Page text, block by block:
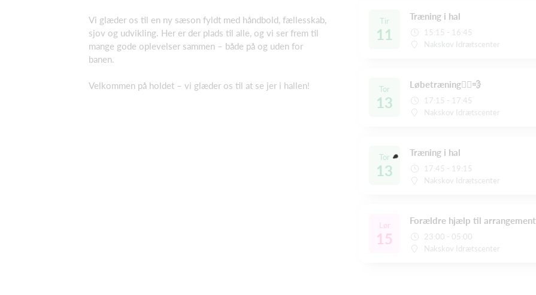
Vi glæder os til en ny sæson fyldt med håndbold, fællesskab,
sjov og udvikling. Her er der plads til alle, og vi ser frem til
mange gode oplevelser sammen – både på og uden for
banen.
Velkommen på holdet – vi glæder os til at se jer i hallen!
Tir
11
Træning i hal
15:15 - 16:45
Nakskov Idrætscenter
Tor
13
Løbetræning🏃‍♀️💨
17:15 - 17:45
Nakskov Idrætscenter
Tor
13
Træning i hal
17:45 - 19:15
Nakskov Idrætscenter
Lør
15
Forældre hjælp til arrangement
23:00 - 05:00
Nakskov Idrætscenter